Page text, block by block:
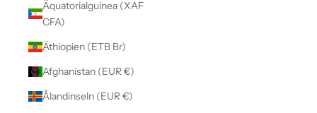
Äquatorialguinea (XAF
CFA)
Äthiopien (ETB Br)
Afghanistan (EUR €)
Ålandinseln (EUR €)